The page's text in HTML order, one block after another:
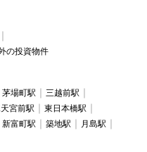
の投資物件
茅場町駅
三越前駅
宮前駅
東日本橋駅
新富町駅 築地駅
月島駅